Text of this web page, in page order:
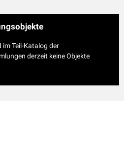
Teil-Katalog der
derzeit keine Objekte